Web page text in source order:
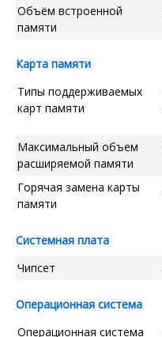
Объём встроенной
памяти
Карта памяти
Типы поддерживаемых
карт памяти
Максимальный объем
расширяемой памяти
Горячая замена карты
памяти
Системная плата
Чипсет
Операционная система
Операционная система